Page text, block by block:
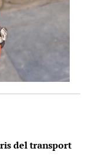
del transport